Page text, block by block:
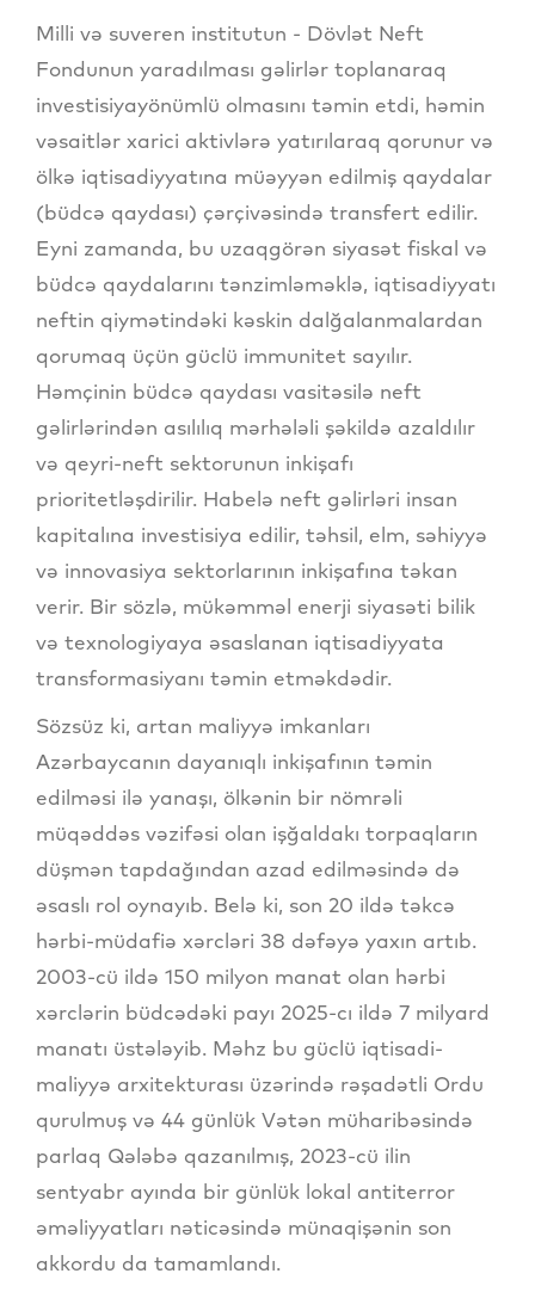
Milli və suveren institutun - Dövlət Neft
Fondunun yaradılması gəlirlər toplanaraq
investisiyayönümlü olmasını təmin etdi, həmin
vəsaitlər xarici aktivlərə yatırılaraq qorunur və
ölkə iqtisadiyyatına müəyyən edilmiş qaydalar
(büdcə qaydası) çərçivəsində transfert edilir.
Eyni zamanda, bu uzaqgörən siyasət fiskal və
büdcə qaydalarını tənzimləməklə, iqtisadiyyatı
neftin qiymətindəki kəskin dalğalanmalardan
qorumaq üçün güclü immunitet sayılır.
Həmçinin büdcə qaydası vasitəsilə neft
gəlirlərindən asılılıq mərhələli şəkildə azaldılır
və qeyri-neft sektorunun inkişafı
prioritetləşdirilir. Habelə neft gəlirləri insan
kapitalına investisiya edilir, təhsil, elm, səhiyyə
və innovasiya sektorlarının inkişafına təkan
verir. Bir sözlə, mükəmməl enerji siyasəti bilik
və texnologiyaya əsaslanan iqtisadiyyata
transformasiyanı təmin etməkdədir.
Sözsüz ki, artan maliyyə imkanları
Azərbaycanın dayanıqlı inkişafının təmin
edilməsi ilə yanaşı, ölkənin bir nömrəli
müqəddəs vəzifəsi olan işğaldakı torpaqların
düşmən tapdağından azad edilməsində də
əsaslı rol oynayıb. Belə ki, son 20 ildə təkcə
hərbi-müdafiə xərcləri 38 dəfəyə yaxın artıb.
2003-cü ildə 150 milyon manat olan hərbi
xərclərin büdcədəki payı 2025-cı ildə 7 milyard
manatı üstələyib. Məhz bu güclü iqtisadi-
maliyyə arxitekturası üzərində rəşadətli Ordu
qurulmuş və 44 günlük Vətən müharibəsində
parlaq Qələbə qazanılmış, 2023-cü ilin
sentyabr ayında bir günlük lokal antiterror
əməliyyatları nəticəsində münaqişənin son
akkordu da tamamlandı.